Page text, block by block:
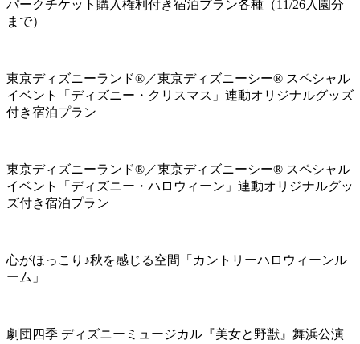
パークチケット購入権利付き宿泊プラン各種（11/26入園分
まで）
東京ディズニーランド®／東京ディズニーシー® スペシャル
イベント「ディズニー・クリスマス」連動オリジナルグッズ
付き宿泊プラン
東京ディズニーランド®／東京ディズニーシー® スペシャル
イベント「ディズニー・ハロウィーン」連動オリジナルグッ
ズ付き宿泊プラン
心がほっこり♪秋を感じる空間「カントリーハロウィーンル
ーム」
劇団四季 ディズニーミュージカル『美女と野獣』舞浜公演